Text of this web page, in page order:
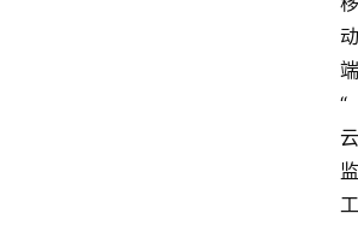
动
端
“
云
监
工